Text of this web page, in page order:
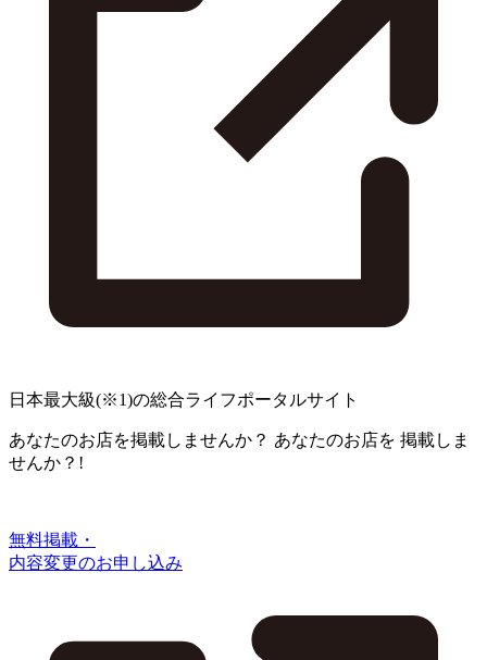
日本最大級(※1)の総合ライフポータルサイト
あなたのお店を掲載しませんか？ あなたのお店を 掲載しま
せんか？!
無料掲載・
内容変更のお申し込み